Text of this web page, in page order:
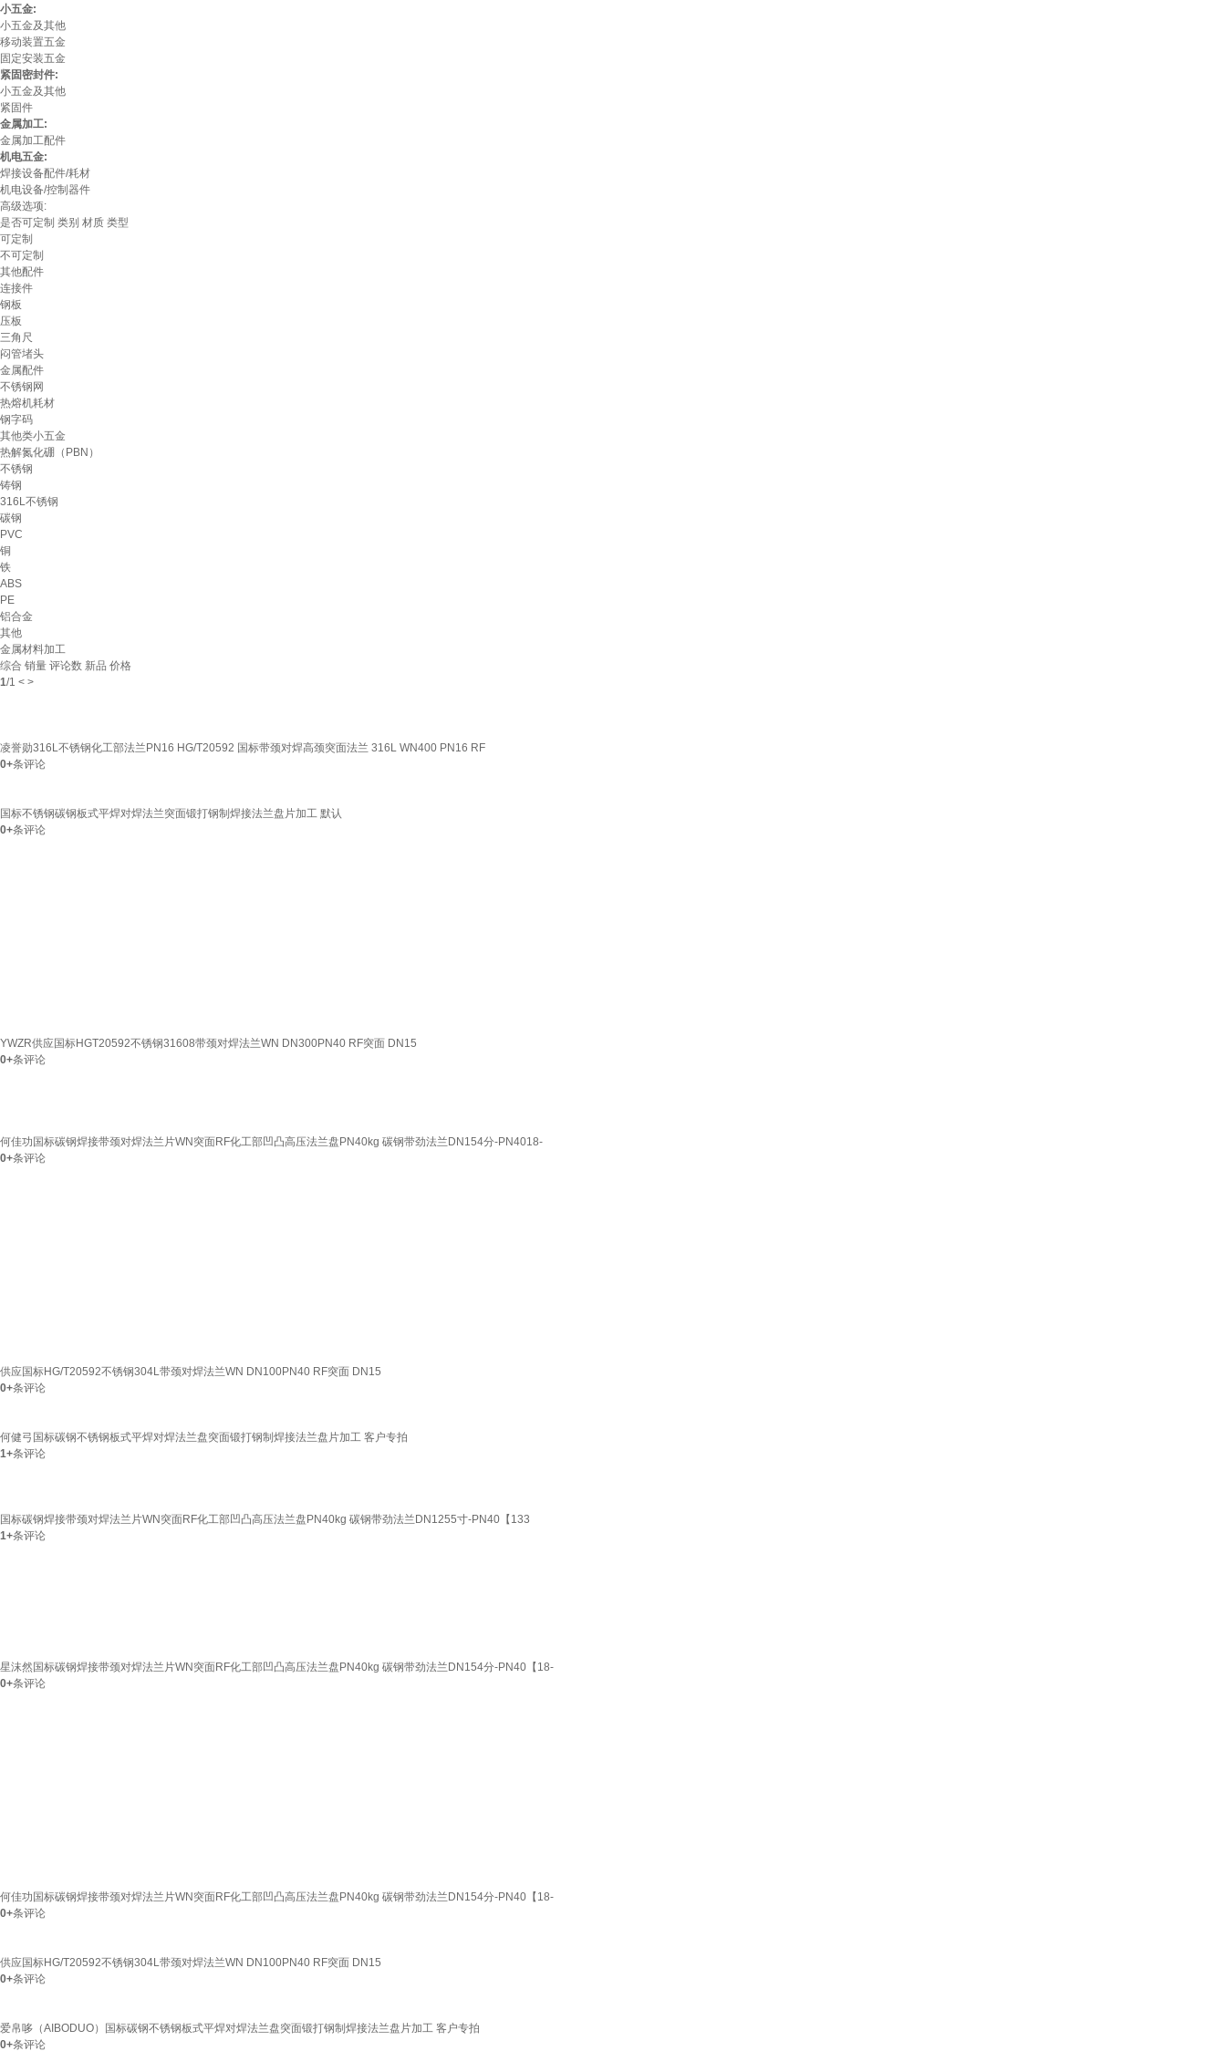
小五金:
小五金及其他
移动装置五金
固定安装五金
紧固密封件:
小五金及其他
紧固件
金属加工:
金属加工配件
机电五金:
焊接设备配件/耗材
机电设备/控制器件
高级选项:
是否可定制 类别 材质 类型
可定制
不可定制
其他配件
连接件
钢板
压板
三角尺
闷管堵头
金属配件
不锈钢网
热熔机耗材
钢字码
其他类小五金
热解氮化硼（PBN）
不锈钢
铸钢
316L不锈钢
碳钢
PVC
铜
铁
ABS
PE
铝合金
其他
金属材料加工
综合 销量 评论数 新品 价格
1/1 < >
凌誉勋316L不锈钢化工部法兰PN16 HG/T20592 国标带颈对焊高颈突面法兰 316L WN400 PN16 RF
0+条评论
国标不锈钢碳钢板式平焊对焊法兰突面锻打钢制焊接法兰盘片加工 默认
0+条评论
YWZR供应国标HGT20592不锈钢31608带颈对焊法兰WN DN300PN40 RF突面 DN15
0+条评论
何佳功国标碳钢焊接带颈对焊法兰片WN突面RF化工部凹凸高压法兰盘PN40kg 碳钢带劲法兰DN154分-PN4018-
0+条评论
供应国标HG/T20592不锈钢304L带颈对焊法兰WN DN100PN40 RF突面 DN15
0+条评论
何健弓国标碳钢不锈钢板式平焊对焊法兰盘突面锻打钢制焊接法兰盘片加工 客户专拍
1+条评论
国标碳钢焊接带颈对焊法兰片WN突面RF化工部凹凸高压法兰盘PN40kg 碳钢带劲法兰DN1255寸-PN40【133
1+条评论
星沫然国标碳钢焊接带颈对焊法兰片WN突面RF化工部凹凸高压法兰盘PN40kg 碳钢带劲法兰DN154分-PN40【18-
0+条评论
何佳功国标碳钢焊接带颈对焊法兰片WN突面RF化工部凹凸高压法兰盘PN40kg 碳钢带劲法兰DN154分-PN40【18-
0+条评论
供应国标HG/T20592不锈钢304L带颈对焊法兰WN DN100PN40 RF突面 DN15
0+条评论
爱帛哆（AIBODUO）国标碳钢不锈钢板式平焊对焊法兰盘突面锻打钢制焊接法兰盘片加工 客户专拍
0+条评论